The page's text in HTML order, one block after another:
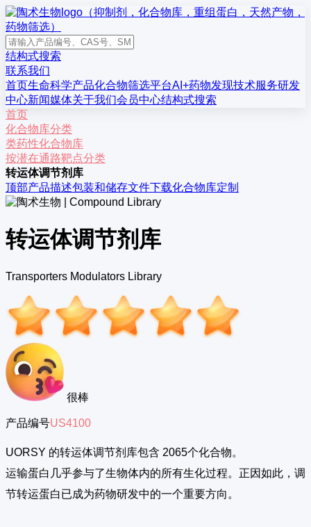
结构式搜索
联系我们
首页生命科学产品化合物筛选平台AI+药物发现技术服务研发
中心新闻媒体关于我们会员中心结构式搜索
首页
化合物库分类
类药性化合物库
按潜在通路靶点分类
转运体调节剂库
顶部产品描述包装和储存文件下载化合物库定制
转运体调节剂库
Transporters Modulators Library
很棒
产品编号US4100
UORSY 的转运体调节剂库包含 2065个化合物。
运输蛋白几乎参与了生物体内的所有生化过程。正因如此，调
节转运蛋白已成为药物研发中的一个重要方向。